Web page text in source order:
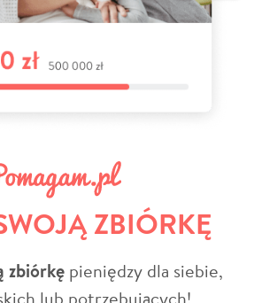
ZBIÓRKĘ
zbiórkę pieniędzy dla siebie,
lub potrzebujących!